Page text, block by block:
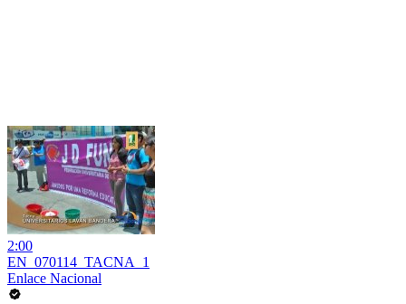
2:00
EN_070114_TACNA_1
Enlace Nacional